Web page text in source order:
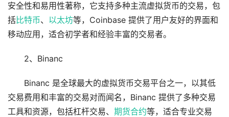
安全性和易用性著称，它支持多种主流虚拟货币的交易，包
括比特币、 以太坊等，Coinbase 提供了用户友好的界面和
移动应用，适合初学者和经验丰富的交易者。
2、Binanc
Binanc 是全球最大的虚拟货币交易平台之一，以其低
交易费用和丰富的交易对而闻名，Binanc 提供了多种交易
工具和资源，包括杠杆交易、 期货合约等，适合专业交易